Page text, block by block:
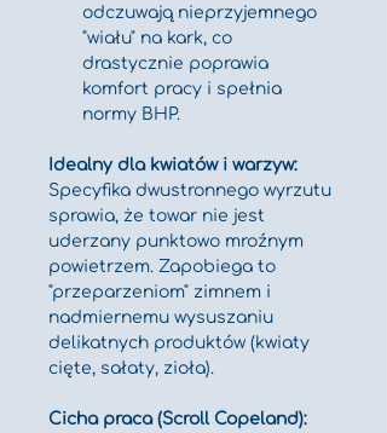
odczuwają nieprzyjemnego
"wiału" na kark, co
drastycznie poprawia
komfort pracy i spełnia
normy BHP.
Idealny dla kwiatów i warzyw:
Specyfika dwustronnego wyrzutu
sprawia, że towar nie jest
uderzany punktowo mroźnym
powietrzem. Zapobiega to
"przeparzeniom" zimnem i
nadmiernemu wysuszaniu
delikatnych produktów (kwiaty
cięte, sałaty, zioła).
Cicha praca (Scroll Copeland):